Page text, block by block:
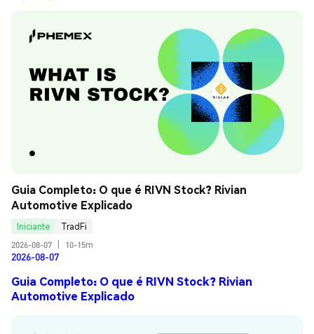
Guia Completo: O que é RIVN Stock? Rivian
Automotive Explicado
Iniciante
TradFi
2026-08-07
10-15m
2026-08-07
Guia Completo: O que é RIVN Stock? Rivian
Automotive Explicado